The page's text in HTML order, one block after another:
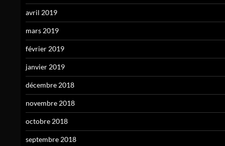
avril 2019
mars 2019
février 2019
janvier 2019
décembre 2018
novembre 2018
octobre 2018
septembre 2018